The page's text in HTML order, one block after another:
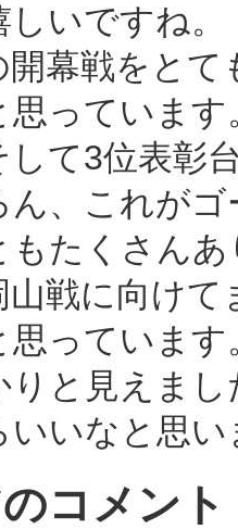
いですね。
開幕戦をと
思っていま
して3位表彰
ん、これが
もたくさん
山戦に向け
思っていま
りと見えま
いいなと思
コメント